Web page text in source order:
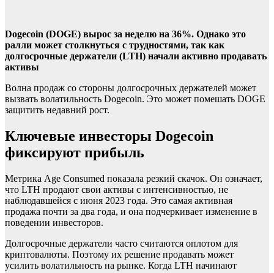
Dogecoin (DOGE) вырос за неделю на 36%. Однако это
ралли может столкнуться с трудностями, так как
долгосрочные держатели (LTH) начали активно продавать
активы
Волна продаж со стороны долгосрочных держателей может
вызвать волатильность Dogecoin. Это может помешать DOGE
защитить недавний рост.
Ключевые инвесторы Dogecoin
фиксируют прибыль
Метрика Age Consumed показала резкий скачок. Он означает,
что LTH продают свои активы с интенсивностью, не
наблюдавшейся с июня 2023 года. Это самая активная
продажа почти за два года, и она подчеркивает изменение в
поведении инвесторов.
Долгосрочные держатели часто считаются оплотом для
криптовалюты. Поэтому их решение продавать может
усилить волатильность на рынке. Когда LTH начинают